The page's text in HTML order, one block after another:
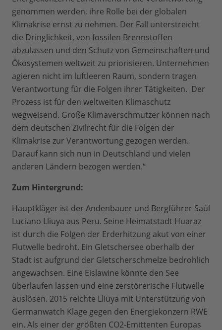
genommen werden, ihre Rolle bei der globalen
Klimakrise ernst zu nehmen. Der Fall unterstreicht
die Dringlichkeit, von fossilen Brennstoffen
abzulassen und den Schutz von Gemeinschaften und
Ökosystemen weltweit zu priorisieren. Unternehmen
agieren nicht im luftleeren Raum, sondern tragen
Verantwortung für die Folgen ihrer Tätigkeiten. Der
Prozess ist für den weltweiten Klimaschutz
wegweisend. Große Klimaverschmutzer können nach
dem deutschen Zivilrecht für die Folgen der
Klimakrise zur Verantwortung gezogen werden.
Darauf kann sich nun in Deutschland und vielen
anderen Ländern bezogen werden.“
Zum Hintergrund:
Hauptkläger ist der Andenbauer und Bergführer Saúl
Luciano Lliuya aus Peru. Seine Heimatstadt Huaraz
ist durch die Folgen der Erderhitzung akut von einer
Flutwelle bedroht. Ein Gletschersee oberhalb der
Stadt ist aufgrund der Gletscherschmelze bedrohlich
angewachsen. Eine Eislawine könnte den See
überlaufen lassen und eine zerstörerische Flutwelle
auslösen. 2015 reichte Lliuya mit Unterstützung von
Germanwatch Klage gegen den Energiekonzern RWE
ein. Als einer der größten CO2-Emittenten Europas